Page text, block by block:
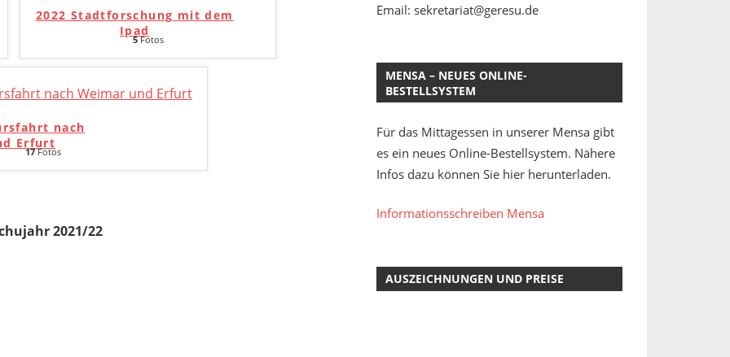
2022 Stadtforschung mit dem
Ipad
5Fotos
nach
Erfurt
17Fotos
2021/22
Email: sekretariat@geresu.de
MENSA – NEUES ONLINE-
BESTELLSYSTEM
Für das Mittagessen in unserer Mensa gibt
es ein neues Online-Bestellsystem. Nähere
Infos dazu können Sie hier herunterladen.
Informationsschreiben Mensa
AUSZEICHNUNGEN UND PREISE